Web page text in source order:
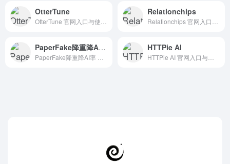
OtterTune Relationchips
PaperFake降重降AI率 HTTPie AI